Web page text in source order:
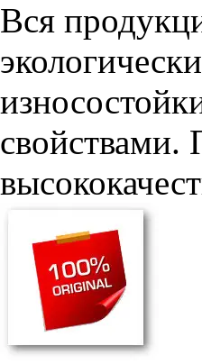
Вся
свойствами.